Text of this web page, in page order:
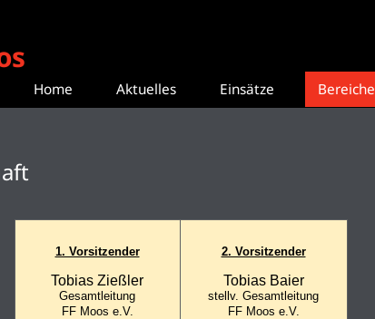
Home Aktuelles Einsätze Bereiche
1. Vorsitzender
Tobias Zießler
Gesamtleitung
FF Moos e.V.
2. Vorsitzender
Tobias Baier
stellv. Gesamtleitung
FF Moos e.V.